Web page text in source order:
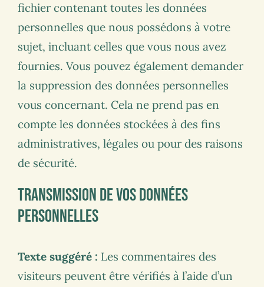
fichier contenant toutes les données
personnelles que nous possédons à votre
sujet, incluant celles que vous nous avez
fournies. Vous pouvez également demander
la suppression des données personnelles
vous concernant. Cela ne prend pas en
compte les données stockées à des fins
administratives, légales ou pour des raisons
de sécurité.
Transmission de vos données
personnelles
Texte suggéré : Les commentaires des
visiteurs peuvent être vérifiés à l’aide d’un